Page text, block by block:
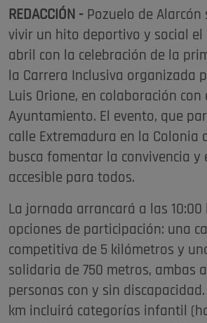
REDACCIÓN - Pozuelo de
vivir un hito deportivo y social el
abril con la celebración de la
la Carrera Inclusiva organizada
Luis Orione, en colaboración con
Ayuntamiento. El evento, que
calle Extremadura en la Colonia
busca fomentar la convivencia y
accesible para todos.
La jornada arrancará a las 10:00
opciones de participación: una
competitiva de 5 kilómetros y
solidaria de 750 metros, ambas
personas con y sin
km incluirá categorías infantil